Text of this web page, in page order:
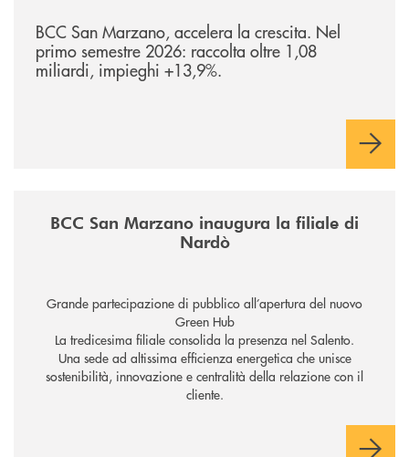
BCC San Marzano, accelera la crescita. Nel
primo semestre 2026: raccolta oltre 1,08
miliardi, impieghi +13,9%.
BCC San Marzano inaugura la filiale di
Nardò
Grande partecipazione di pubblico all’apertura del nuovo
Green Hub
La tredicesima filiale consolida la presenza nel Salento.
Una sede ad altissima efficienza energetica che unisce
sostenibilità, innovazione e centralità della relazione con il
cliente.